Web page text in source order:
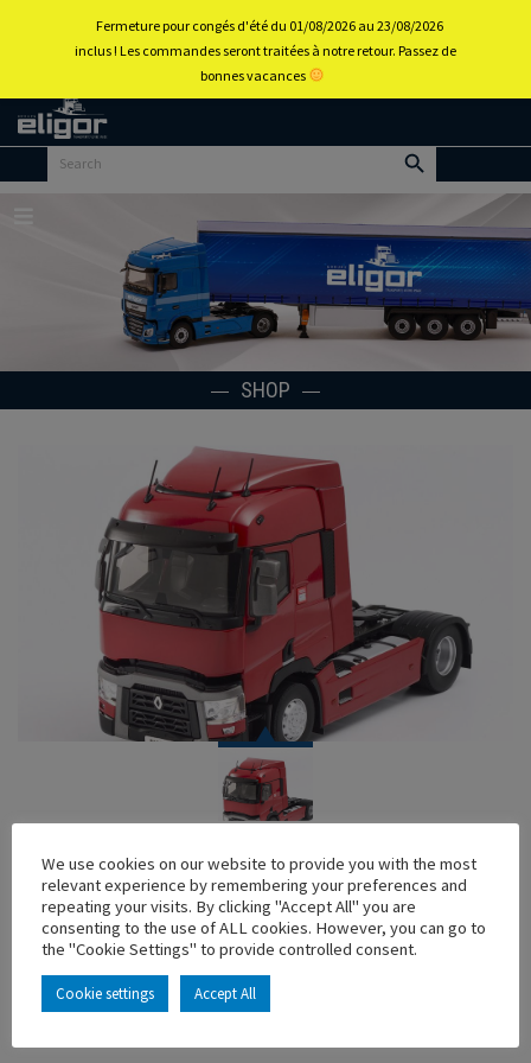
Back to
portal
SHOP
TRUCK
TRACTEUR RENAULT TRUCKS T 460 1/24 ROUGE
En stock
Main characteristics :
We use cookies on our website to provide you with the most
relevant experience by remembering your preferences and
repeating your visits. By clicking "Accept All" you are
consenting to the use of ALL cookies. However, you can go to
the "Cookie Settings" to provide controlled consent.
Cookie settings Accept All
Fermeture pour congés d'été du 01/08/2026 au 23/08/2026
inclus ! Les commandes seront traitées à notre retour. Passez de
bonnes vacances